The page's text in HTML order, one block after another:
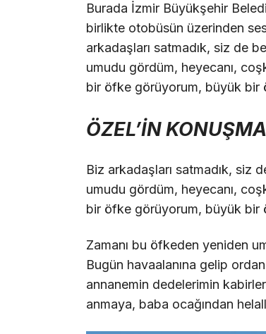
Burada İzmir Büyükşehir
birlikte otobüsün üzerinden
arkadaşları satmadık, siz de
umudu gördüm, heyecanı,
bir öfke görüyorum, büyük bir
ÖZEL’İN
Biz arkadaşları satmadık, siz
umudu gördüm, heyecanı,
bir öfke görüyorum, büyük bir
Zamanı bu öfkeden yeniden
Bugün havaalanına gelip
annanemin dedelerimin
anmaya, baba ocağından